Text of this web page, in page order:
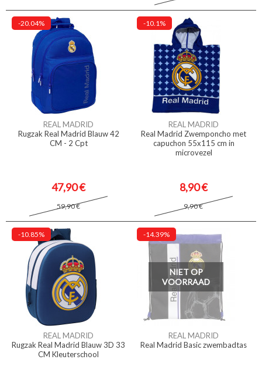
-20.04%
REAL MADRID
Rugzak Real Madrid Blauw 42
CM - 2 Cpt
47,90 €
59,90 €
-10.1%
REAL MADRID
Real Madrid Zwemponcho met
capuchon 55x115 cm in
microvezel
8,90 €
9,90 €
-10.85%
REAL MADRID
Rugzak Real Madrid Blauw 3D 33
CM Kleuterschool
-14.39%
NIET OP
VOORRAAD
REAL MADRID
Real Madrid Basic zwembadtas